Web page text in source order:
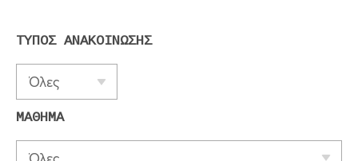
ΤΥΠΟΣ ΑΝΑΚΟΙΝΩΣΗΣ
Όλες
ΜΑΘΗΜΑ